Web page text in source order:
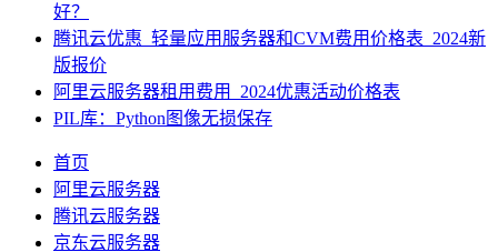
好？
腾讯云优惠_轻量应用服务器和CVM费用价格表_2024新
版报价
阿里云服务器租用费用_2024优惠活动价格表
PIL库：Python图像无损保存
首页
阿里云服务器
腾讯云服务器
京东云服务器